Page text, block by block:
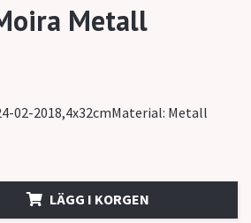
Metall
02-2018,4x32cmMaterial: Metall
LÄGG I KORGEN